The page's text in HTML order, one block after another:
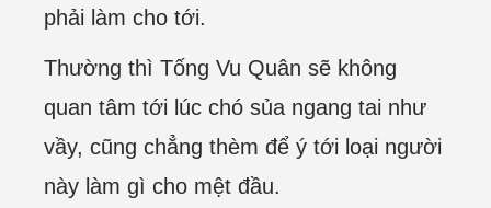
phải làm cho tới.
Thường thì Tống Vu Quân sẽ không
quan tâm tới lúc chó sủa ngang tai như
vầy, cũng chẳng thèm để ý tới loại người
này làm gì cho mệt đầu.